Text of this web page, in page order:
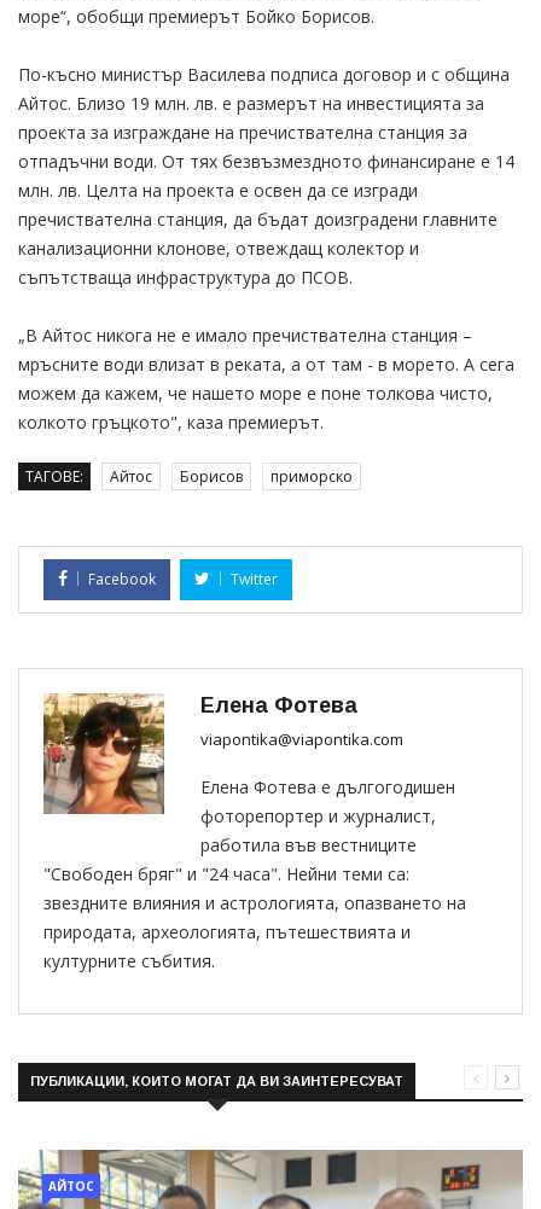
море“, обобщи премиерът Бойко Борисов.
По-късно министър Василева подписа договор и с община
Айтос. Близо 19 млн. лв. е размерът на инвестицията за
проекта за изграждане на пречиствателна станция за
отпадъчни води. От тях безвъзмездното финансиране е 14
млн. лв. Целта на проекта е освен да се изгради
пречиствателна станция, да бъдат доизградени главните
канализационни клонове, отвеждащ колектор и
съпътстваща инфраструктура до ПСОВ.
„В Айтос никога не е имало пречиствателна станция –
мръсните води влизат в реката, а от там - в морето. А сега
можем да кажем, че нашето море е поне толкова чисто,
колкото гръцкото", каза премиерът.
ТАГОВЕ: Айтос Борисов приморско
Facebook Twitter
Елена Фотева
viapontika@viapontika.com
Елена Фотева е дългогодишен
фоторепортер и журналист,
работила във вестниците
"Свободен бряг" и "24 часа". Нейни теми са:
звездните влияния и астрологията, опазването на
природата, археологията, пътешествията и
културните събития.
ПУБЛИКАЦИИ, КОИТО МОГАТ ДА ВИ ЗАИНТЕРЕСУВАТ
АЙТОС